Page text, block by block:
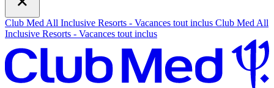
Club Med All Inclusive Resorts - Vacances tout inclus Club Med All
Inclusive Resorts - Vacances tout inclus